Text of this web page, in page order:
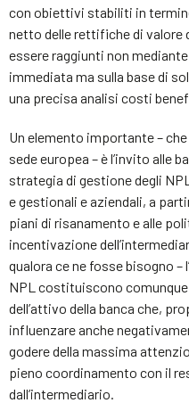
con obiettivi stabiliti in
netto delle rettifiche di valore
essere raggiunti non
immediata ma sulla base di
una precisa analisi costi
Un elemento importante –
sede europea – è l’invito alle
strategia di gestione degli
e gestionali e aziendali, a
piani di risanamento e alle
incentivazione
qualora ce ne fosse bisogno
NPL costituiscono
dell’attivo della banca che,
influenzare anche
godere della massima
pieno coordinamento con il
dall’intermediario.